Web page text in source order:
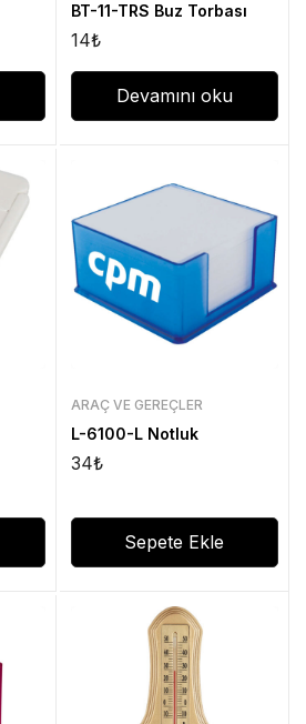
BT-11-TRS Buz Torbası
14₺
Devamını oku
ARAÇ VE GEREÇLER
L-6100-L Notluk
34₺
Sepete Ekle